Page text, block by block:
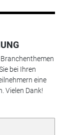
bei Ihren
eine
Vielen Dank!